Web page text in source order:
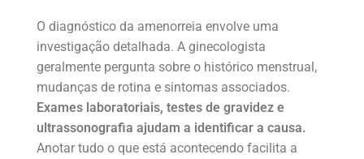
O diagnóstico da amenorreia envolve uma
investigação detalhada. A ginecologista
geralmente pergunta sobre o histórico menstrual,
mudanças de rotina e sintomas associados.
Exames laboratoriais, testes de gravidez e
ultrassonografia ajudam a identificar a causa.
Anotar tudo o que está acontecendo facilita a